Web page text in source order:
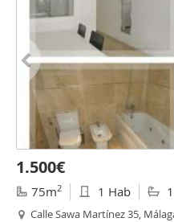
1.500€
75m2 1 Hab
Calle Sawa Martínez 35,